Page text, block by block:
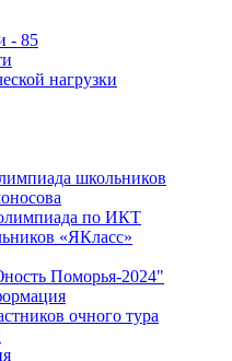
- 85
нагрузки
школьников
по ИКТ
«ЯКласс»
Поморья-2024"
очного тура